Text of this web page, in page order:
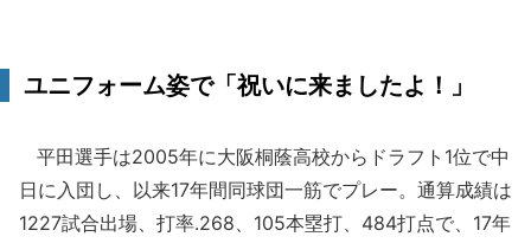
ユニフォーム姿で「祝いに来ましたよ！」
平田選手は2005年に大阪桐蔭高校からドラフト1位で中
日に入団し、以来17年間同球団一筋でプレー。通算成績は
1227試合出場、打率.268、105本塁打、484打点で、17年